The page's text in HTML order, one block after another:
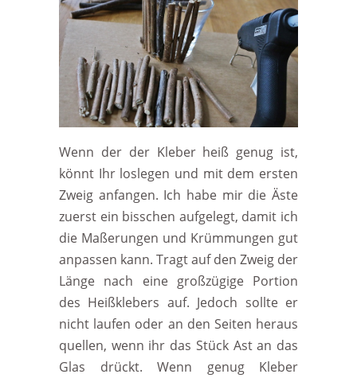
Wenn der der Kleber heiß genug ist,
könnt Ihr loslegen und mit dem ersten
Zweig anfangen. Ich habe mir die Äste
zuerst ein bisschen aufgelegt, damit ich
die Maßerungen und Krümmungen gut
anpassen kann. Tragt auf den Zweig der
Länge nach eine großzügige Portion
des Heißklebers auf. Jedoch sollte er
nicht laufen oder an den Seiten heraus
quellen, wenn ihr das Stück Ast an das
Glas drückt. Wenn genug Kleber